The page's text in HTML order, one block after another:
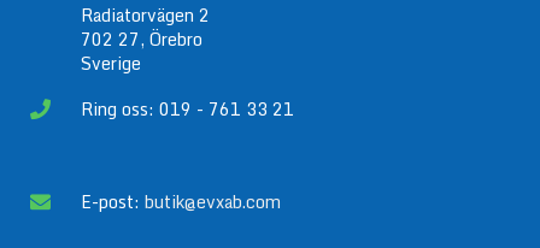
Radiatorvägen 2
702 27, Örebro
Sverige
Ring oss: 019 - 761 33 21
E-post: butik@evxab.com